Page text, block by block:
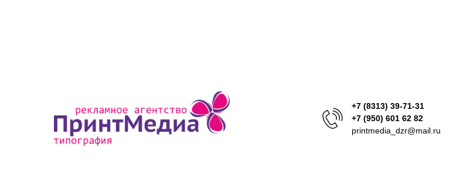
+7 (8313) 39-71-31
+7 (950) 601 62 82
printmedia_dzr@mail.ru